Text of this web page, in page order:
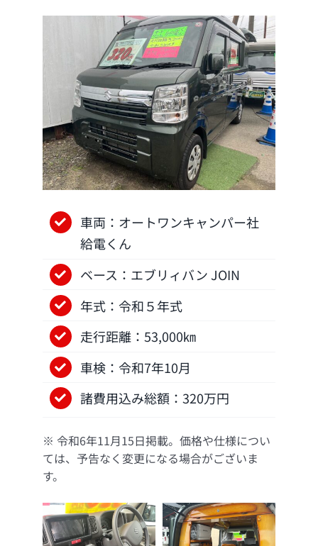
車両：オートワンキャンパー社
給電くん
ベース：エブリィバン JOIN
年式：令和５年式
走行距離：53,000㎞
車検：令和7年10月
諸費用込み総額：320万円
※ 令和6年11月15日掲載。価格や仕様につい
ては、予告なく変更になる場合がございま
す。